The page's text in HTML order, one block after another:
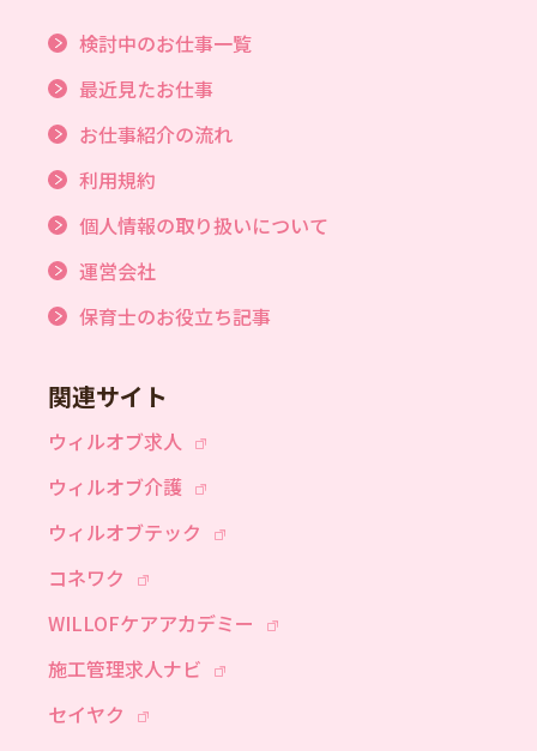
検討中のお仕事一覧
最近見たお仕事
お仕事紹介の流れ
利用規約
個人情報の取り扱いについて
運営会社
保育士のお役立ち記事
関連サイト
ウィルオブ求人
ウィルオブ介護
ウィルオブテック
コネワク
WILLOFケアアカデミー
施工管理求人ナビ
セイヤク